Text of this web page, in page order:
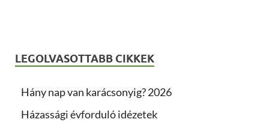
LEGOLVASOTTABB CIKKEK
Hány nap van karácsonyig? 2026
Házassági évforduló idézetek